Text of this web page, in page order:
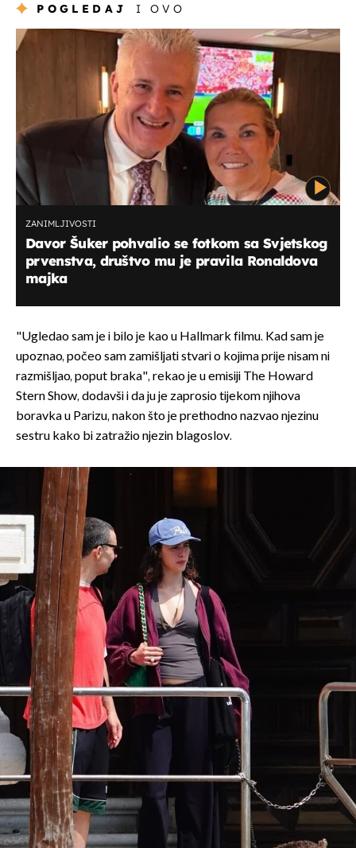
POGLEDAJ I OVO
ZANIMLJIVOSTI
Davor Šuker pohvalio se fotkom sa Svjetskog
prvenstva, društvo mu je pravila Ronaldova
majka
"Ugledao sam je i bilo je kao u Hallmark filmu. Kad sam je
upoznao, počeo sam zamišljati stvari o kojima prije nisam ni
razmišljao, poput braka", rekao je u emisiji The Howard
Stern Show, dodavši i da ju je zaprosio tijekom njihova
boravka u Parizu, nakon što je prethodno nazvao njezinu
sestru kako bi zatražio njezin blagoslov.